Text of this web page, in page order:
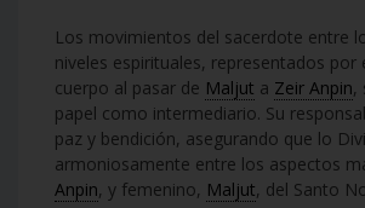
Los movimientos del sacerdote entre
niveles espirituales, representados por
cuerpo al pasar de Maljut a Zeir Anpin,
papel como intermediario. Su
paz y bendición, asegurando que lo
armoniosamente entre los aspectos
Anpin, y femenino, Maljut, del Santo